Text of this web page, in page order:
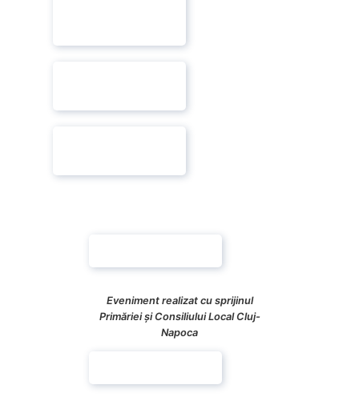
Eveniment realizat cu sprijinul
Primăriei și Consiliului Local Cluj-
Napoca